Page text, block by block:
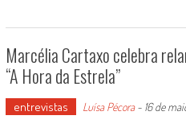
Marcélia Cartaxo celebra
“A Hora da Estrela”
entrevistas Luísa Pécora- 16 de